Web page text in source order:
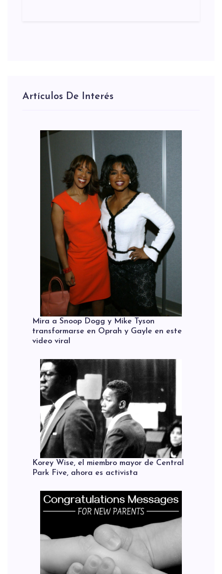
Artículos De Interés
Mira a Snoop Dogg y Mike Tyson
transformarse en Oprah y Gayle en este
video viral
Korey Wise, el miembro mayor de Central
Park Five, ahora es activista